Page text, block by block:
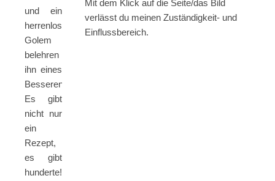
und ein
herrenloser
Golem
belehren
ihn eines
Besseren:
Es gibt
nicht nur
ein
Rezept,
es gibt
hunderte!
Mit dem Klick auf die Seite/das Bild
verlässt du meinen Zuständigkeit- und
Einflussbereich.